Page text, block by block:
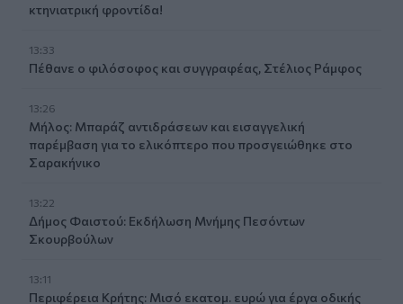
κτηνιατρική φροντίδα!
13:33
Πέθανε ο φιλόσοφος και συγγραφέας, Στέλιος Ράμφος
13:26
Μήλος: Μπαράζ αντιδράσεων και εισαγγελική
παρέμβαση για το ελικόπτερο που προσγειώθηκε στο
Σαρακήνικο
13:22
Δήμος Φαιστού: Εκδήλωση Μνήμης Πεσόντων
Σκουρβούλων
13:11
Περιφέρεια Κρήτης: Μισό εκατομ. ευρώ για έργα οδικής